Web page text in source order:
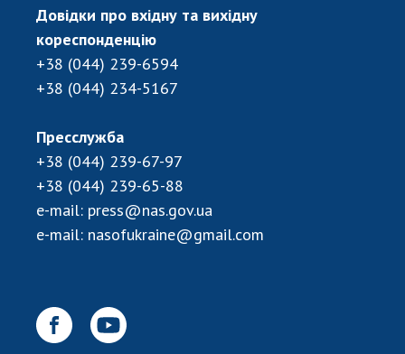
Довідки про вхідну та вихідну
кореспонденцію
+38 (044) 239-6594
+38 (044) 234-5167
Пресслужба
+38 (044) 239-67-97
+38 (044) 239-65-88
e-mail: press@nas.gov.ua
e-mail: nasofukraine@gmail.com